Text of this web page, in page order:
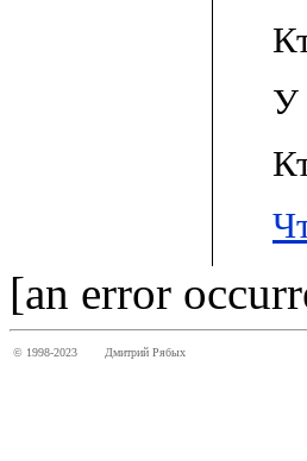
У
[an error
© 1998-2023 Дмитрий Рябых